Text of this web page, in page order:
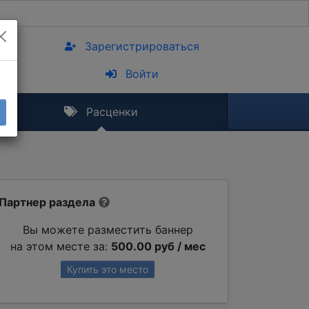
Зарегистрироваться
Войти
Расценки
Партнер раздела
Вы можете разместить баннер
на этом месте за: 500.00 руб / мес
Купить это место